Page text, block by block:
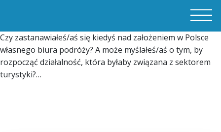
Czy zastanawiałeś/aś się kiedyś nad założeniem w Polsce
własnego biura podróży? A może myślałeś/aś o tym, by
rozpocząć działalność, która byłaby związana z sektorem
turystyki?…